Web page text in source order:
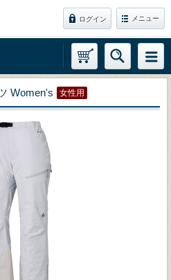
ログイン メニュー
Women's 女性用